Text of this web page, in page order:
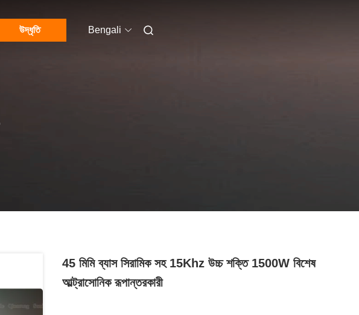
উদ্ধৃতি Bengali
45 মিমি ব্যাস সিরামিক সহ 15Khz উচ্চ শক্তি 1500W বিশেষ
আল্ট্রাসোনিক রূপান্তরকারী